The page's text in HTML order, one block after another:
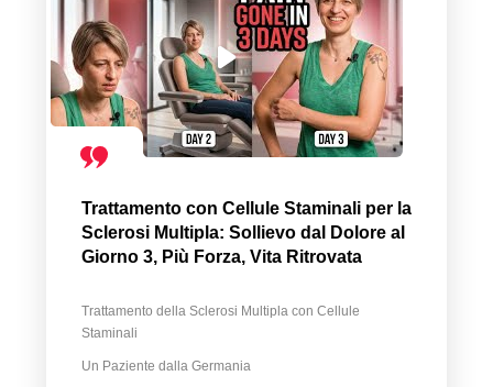
Trattamento con Cellule Staminali per la
Sclerosi Multipla: Sollievo dal Dolore al
Giorno 3, Più Forza, Vita Ritrovata
Trattamento della Sclerosi Multipla con Cellule
Staminali
Un Paziente dalla Germania